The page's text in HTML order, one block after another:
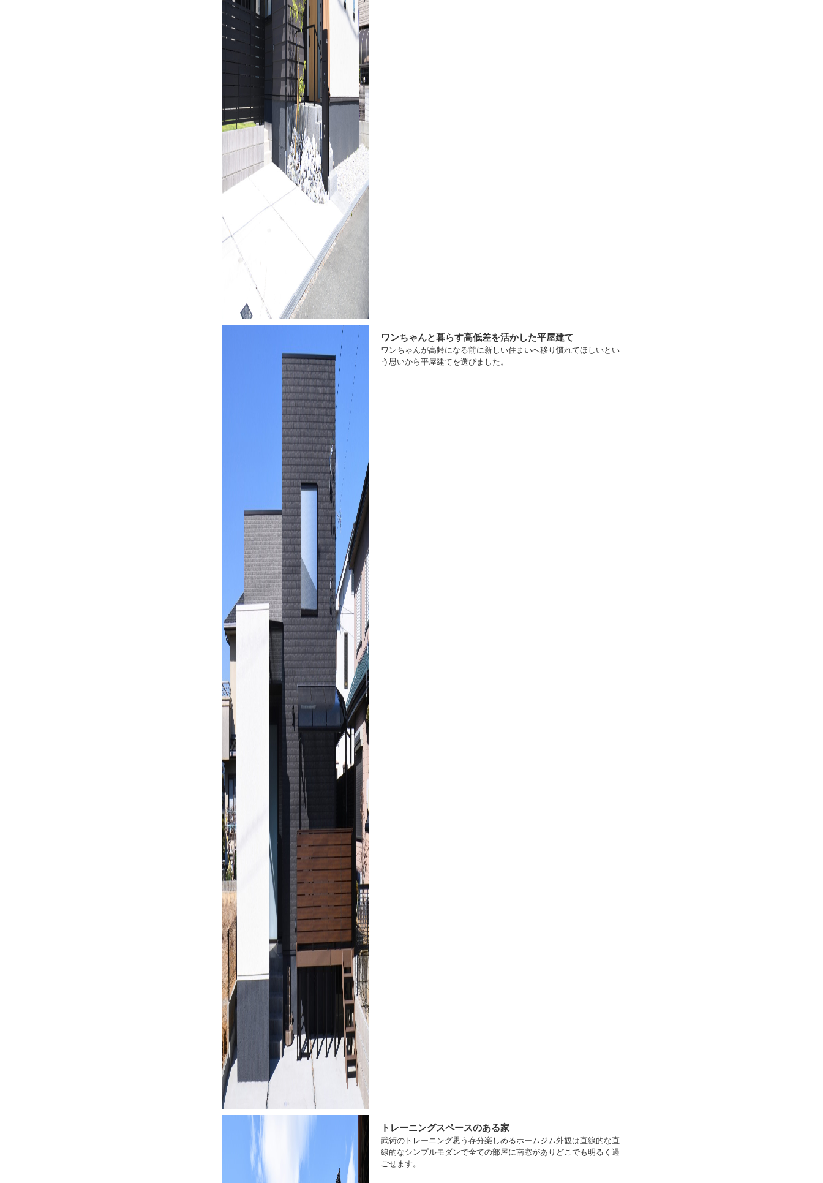
ワンちゃんと暮らす高低差を活かした平屋建て
ワンちゃんが高齢になる前に新しい住まいへ移り慣れてほしいとい
う思いから平屋建てを選びました。
トレーニングスペースのある家
武術のトレーニング思う存分楽しめるホームジム外観は直線的な直
線的なシンプルモダンで全ての部屋に南窓がありどこでも明るく過
ごせます。